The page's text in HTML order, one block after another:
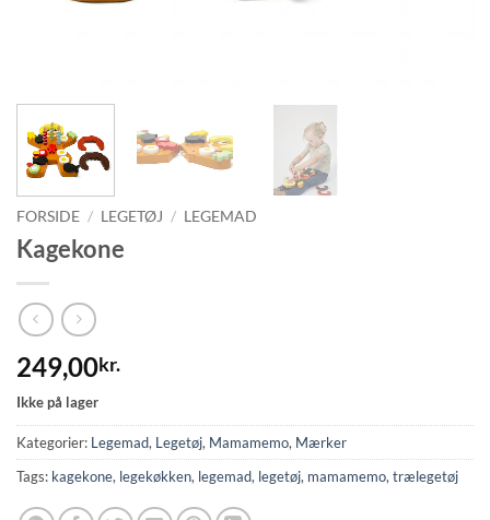
FORSIDE / LEGETØJ / LEGEMAD
Kagekone
249,00kr.
Ikke på lager
Kategorier: Legemad, Legetøj, Mamamemo, Mærker
Tags: kagekone, legekøkken, legemad, legetøj, mamamemo, trælegetøj